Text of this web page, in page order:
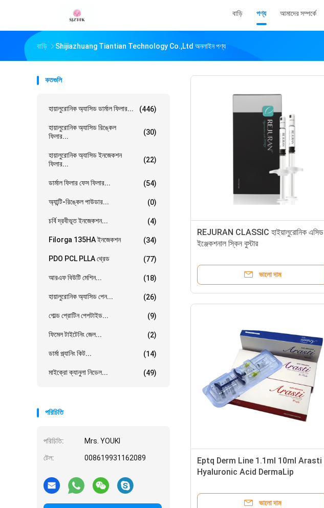
বাড়ি পণ্য আমাদের সম্পর্কে
বাড়ি Shijiazhuang Tiantian Technology Co.,ltd অনলাইন পণ্য
কতগুলি
হায়ালুরোনিক অ্যাসিড ডার্মাল ফিলার... (446)
হায়ালুরোনিক অ্যাসিড রিঙ্কেল
ফিলার...
(30)
হায়ালুরোনিক অ্যাসিড ইনজেকশন
ফিলার...
(22)
ডার্মাল ফিলার ফেস ফিলার... (54)
অ্যান্টি-রিঙ্কেল পাউডার... (0)
চর্বি দ্রবীভূত ইনজেকশন... (4)
Filorga 135HA ইনজেকশন (34)
PDO PCL PLLA থ্রেড (77)
আরএফ বিউটি মেশিন... (18)
হায়ালুরোনিক অ্যাসিড পেন... (26)
গোল্ড প্রোটিন পেপটাইড... (9)
ফিমেল টাইটেনিং জেল... (2)
ডার্মা প্ল্যানিং কিট... (14)
মাইক্রো ক্যানুলা নিডেল... (49)
পরিচিতি
পরিচিতি: Mrs. YOUKI
টেল: 008619931162089
REJURAN CLASSIC হাইয়ালুরোনিক এসিড
ইঞ্জেকশনাল স্কিন বুস্টার
ভালো দাম
Eptq Derm Line 1.1ml 10ml Arasti
Hyaluronic Acid DermaLip
ফিলার পূর্ণ ঠোঁট
ভালো দাম